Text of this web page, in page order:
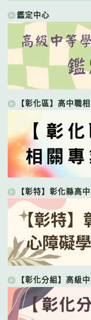
鑑定中心
【彰化區】高中職
【彰特】彰化縣高
【彰化分組】高級